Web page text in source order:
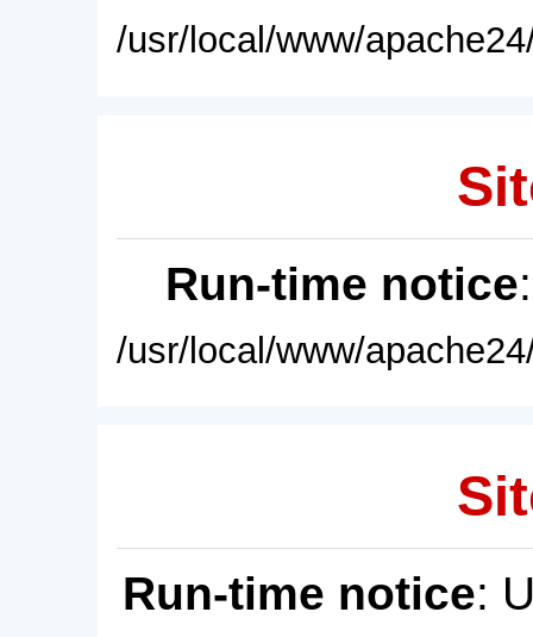
/usr/local/www/
Run-time notice
/usr/local/www/
Run-time notice: